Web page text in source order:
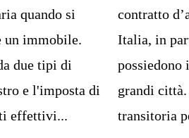
quando si
un immobile.
due tipi di
e l'imposta di
effettivi...
contratto
Italia, in
grandi
transitoria